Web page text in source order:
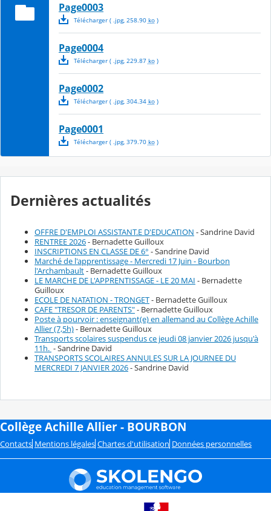
Page0003
Télécharger( .jpg, 258.90 ko)
Page0004
Télécharger( .jpg, 229.87 ko)
Page0002
Télécharger( .jpg, 304.34 ko)
Page0001
Télécharger( .jpg, 379.70 ko)
Dernières actualités
OFFRE D'EMPLOI ASSISTANT.E D'EDUCATION - Sandrine David
RENTREE 2026- Bernadette Guilloux
INSCRIPTIONS EN CLASSE DE 6° - Sandrine David
Marché de l'apprentissage - Mercredi 17 Juin - Bourbon
l'Archambault- Bernadette Guilloux
LE MARCHE DE L'APPRENTISSAGE - LE 20 MAI - Bernadette
Guilloux
ECOLE DE NATATION - TRONGET- Bernadette Guilloux
CAFE "TRESOR DE PARENTS"- Bernadette Guilloux
Poste à pourvoir : enseignant(e) en allemand au Collège Achille
Allier (7,5h)- Bernadette Guilloux
Transports scolaires suspendus ce jeudi 08 janvier 2026 jusqu'à
11h. - Sandrine David
TRANSPORTS SCOLAIRES ANNULES SUR LA JOURNEE DU
MERCREDI 7 JANVIER 2026- Sandrine David
Collège Achille Allier - BOURBON
Contacts Mentions légales Chartes d'utilisation Données personnelles